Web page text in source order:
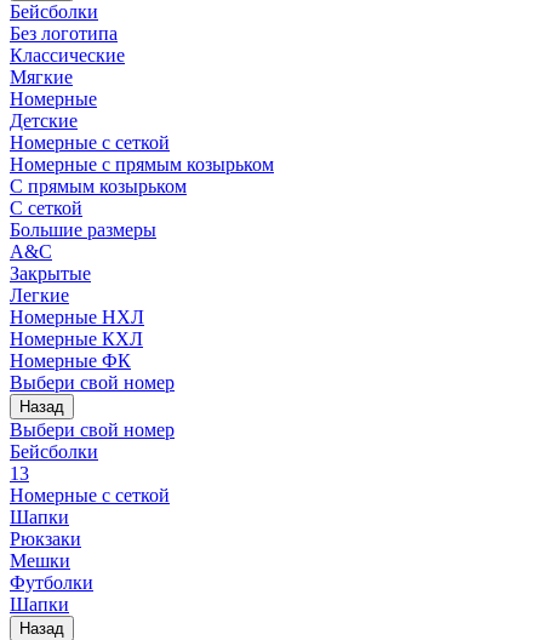
Бейсболки
Без логотипа
Классические
Мягкие
Номерные
Детские
Номерные с сеткой
Номерные с прямым козырьком
С прямым козырьком
С сеткой
Большие размеры
A&C
Закрытые
Легкие
Номерные НХЛ
Номерные КХЛ
Номерные ФК
Выбери свой номер
Назад
Выбери свой номер
Бейсболки
13
Номерные с сеткой
Шапки
Рюкзаки
Мешки
Футболки
Шапки
Назад